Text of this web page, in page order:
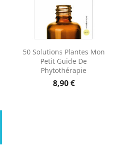
50 Solutions Plantes Mon
Petit Guide De
Phytothérapie
8,90 €